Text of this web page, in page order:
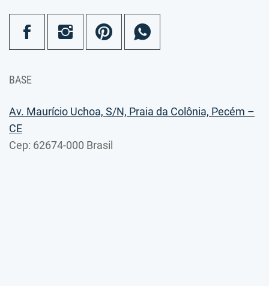
BASE
Av. Maurício Uchoa, S/N, Praia da Colônia, Pecém –
CE
Cep: 62674-000 Brasil